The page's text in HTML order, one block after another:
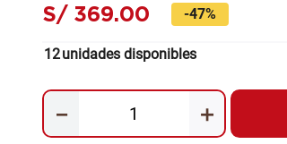
S/ 369.00 -47%
12unidades disponibles
＋
－